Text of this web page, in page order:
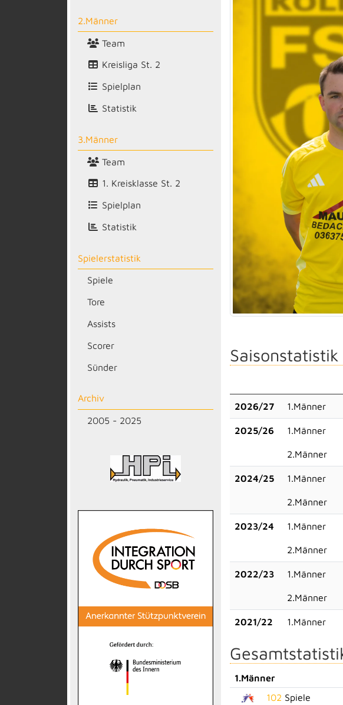
2.Männer
Team
Kreisliga St. 2
Spielplan
Statistik
3.Männer
Team
1. Kreisklasse St. 2
Spielplan
Statistik
Spielerstatistik
Spiele
Tore
Assists
Scorer
Sünder
Archiv
2005 - 2025
Saisonstatistik
2026/27 1.Männer
2025/26 1.Männer
2.Männer
2024/25 1.Männer
2.Männer
2023/24 1.Männer
2.Männer
2022/23 1.Männer
2.Männer
2021/22 1.Männer
1.Männer
102 Spiele